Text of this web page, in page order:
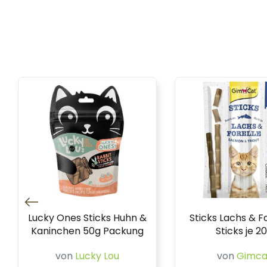
Lucky Ones Sticks Huhn &
Kaninchen 50g Packung
von Lucky Lou
Sticks Lachs &
Sticks je
von